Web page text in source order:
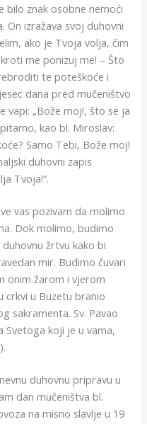
bilo znak osobne nemoći
izražava svoj duhovni
ako je Tvoja volja, čim
me ponizuj me! – Što
te poteškoće i
dana pred mučeništvo
„Bože moj!, što se ja
kao bl. Miroslav:
Samo Tebi, Bože moj!
duhovni zapis
Tvoja!“.
vas pozivam da molimo
Dok molimo, budimo
žrtvu kako bi
mir. Budimo čuvari
onim žarom i vjerom
crkvi u Buzetu branio
sakramenta. Sv. Pavao
Svetoga koji je u vama,
duhovnu pripravu u
dan mučeništva bl.
na misno slavlje u 19